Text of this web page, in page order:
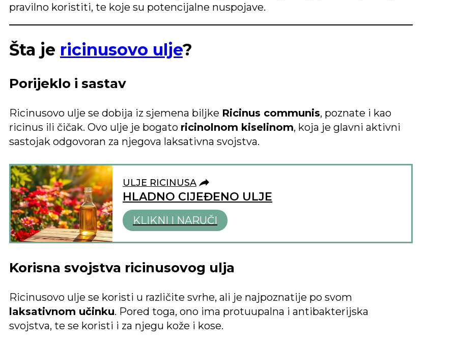
pravilno koristiti, te koje su potencijalne nuspojave.
Šta je ricinusovo ulje?
Porijeklo i sastav
Ricinusovo ulje se dobija iz sjemena biljke Ricinus communis, poznate i kao
ricinus ili čičak. Ovo ulje je bogato ricinolnom kiselinom, koja je glavni aktivni
sastojak odgovoran za njegova laksativna svojstva.
ULJE RICINUSA
HLADNO CIJEĐENO ULJE
KLIKNI I NARUČI
Korisna svojstva ricinusovog ulja
Ricinusovo ulje se koristi u različite svrhe, ali je najpoznatije po svom
laksativnom učinku. Pored toga, ono ima protuupalna i antibakterijska
svojstva, te se koristi i za njegu kože i kose.